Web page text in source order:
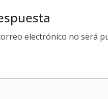
electrónico no será